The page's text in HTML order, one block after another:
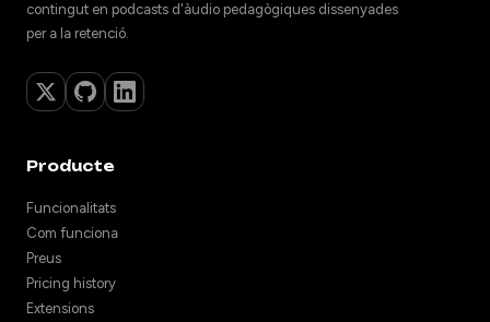
contingut en podcasts d'àudio pedagògiques dissenyades
per a la retenció.
Producte
Funcionalitats
Com funciona
Preus
Pricing history
Extensions